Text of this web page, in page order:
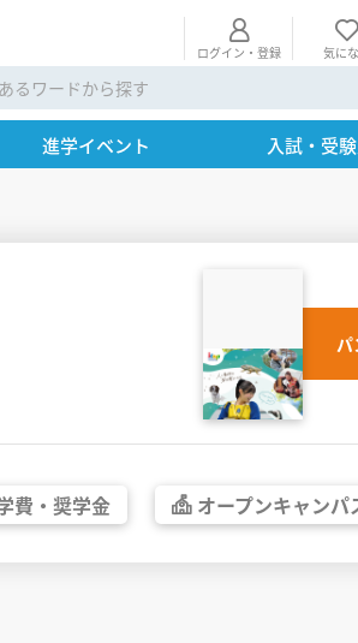
ログイン・登録 気に
進学イベント 入試・受
費・ 奨学金 オープンキャンパ